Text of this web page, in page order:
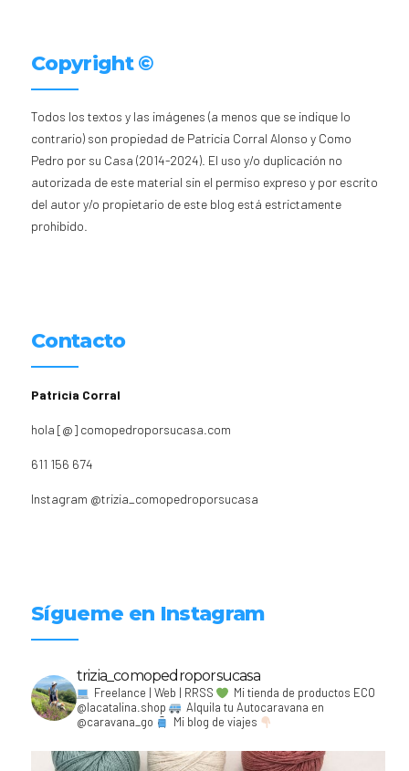
Copyright ©
Todos los textos y las imágenes (a menos que se indique lo
contrario) son propiedad de Patricia Corral Alonso y Como
Pedro por su Casa (2014-2024). El uso y/o duplicación no
autorizada de este material sin el permiso expreso y por escrito
del autor y/o propietario de este blog está estrictamente
prohibido.
Contacto
Patricia Corral
hola [@] comopedroporsucasa.com
611 156 674
Instagram @trizia_comopedroporsucasa
Sígueme en Instagram
trizia_comopedroporsucasa
Freelance | Web | RRSS
Mi tienda de productos ECO
@lacatalina.shop
Alquila tu Autocaravana en
@caravana_go
Mi blog de viajes